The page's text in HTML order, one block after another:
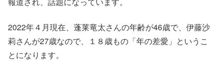
2022年４月現在、蓬莱竜太さんの年齢が46歳で、伊藤沙
莉さんが27歳なので、１８歳もの「年の差愛」というこ
とになります。